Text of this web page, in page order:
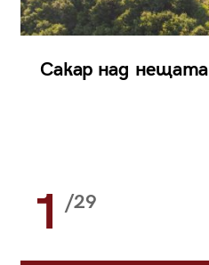
Сакар над нещата
1 /29